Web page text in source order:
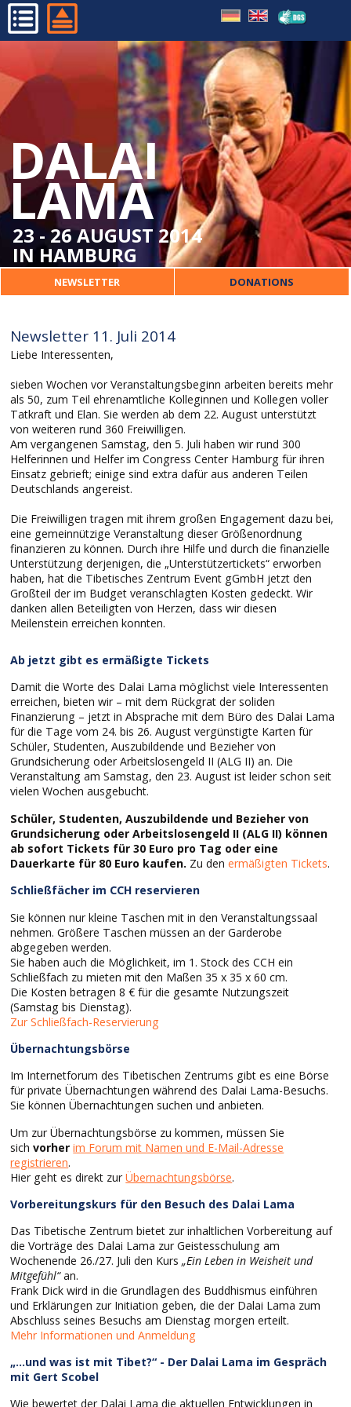
DALAI
LAMA
23 - 26 AUGUST 2014
IN HAMBURG
PROGRAMME
ORGANISER
CONTACT
NEWSLETTER DONATIONS
Newsletter 11. Juli 2014
Liebe Interessenten,
sieben Wochen vor Veranstaltungsbeginn arbeiten bereits mehr
als 50, zum Teil ehrenamtliche Kolleginnen und Kollegen voller
Tatkraft und Elan. Sie werden ab dem 22. August unterstützt
von weiteren rund 360 Freiwilligen.
Am vergangenen Samstag, den 5. Juli haben wir rund 300
Helferinnen und Helfer im Congress Center Hamburg für ihren
Einsatz gebrieft; einige sind extra dafür aus anderen Teilen
Deutschlands angereist.
Die Freiwilligen tragen mit ihrem großen Engagement dazu bei,
eine gemeinnützige Veranstaltung dieser Größenordnung
finanzieren zu können. Durch ihre Hilfe und durch die finanzielle
Unterstützung derjenigen, die „Unterstützertickets“ erworben
haben, hat die Tibetisches Zentrum Event gGmbH jetzt den
Großteil der im Budget veranschlagten Kosten gedeckt. Wir
danken allen Beteiligten von Herzen, dass wir diesen
Meilenstein erreichen konnten.
Ab jetzt gibt es ermäßigte Tickets
Damit die Worte des Dalai Lama möglichst viele Interessenten
erreichen, bieten wir – mit dem Rückgrat der soliden
Finanzierung – jetzt in Absprache mit dem Büro des Dalai Lama
für die Tage vom 24. bis 26. August vergünstigte Karten für
Schüler, Studenten, Auszubildende und Bezieher von
Grundsicherung oder Arbeitslosengeld II (ALG II) an. Die
Veranstaltung am Samstag, den 23. August ist leider schon seit
vielen Wochen ausgebucht.
Schüler, Studenten, Auszubildende und Bezieher von
Grundsicherung oder Arbeitslosengeld II (ALG II) können
ab sofort Tickets für 30 Euro pro Tag oder eine
Dauerkarte für 80 Euro kaufen. Zu denermäßigten Tickets.
Schließfächer im CCH reservieren
Sie können nur kleine Taschen mit in den Veranstaltungssaal
nehmen. Größere Taschen müssen an der Garderobe
abgegeben werden.
Sie haben auch die Möglichkeit, im 1. Stock des CCH ein
Schließfach zu mieten mit den Maßen 35 x 35 x 60 cm.
Die Kosten betragen 8 € für die gesamte Nutzungszeit
(Samstag bis Dienstag).
Zur Schließfach-Reservierung
Übernachtungsbörse
Im Internetforum des Tibetischen Zentrums gibt es eine Börse
für private Übernachtungen während des Dalai Lama-Besuchs.
Sie können Übernachtungen suchen und anbieten.
Um zur Übernachtungsbörse zu kommen, müssen Sie
sichvorher im Forum mit Namen und E-Mail-Adresse
registrieren.
Hier geht es direkt zurÜbernachtungsbörse.
Vorbereitungskurs für den Besuch des Dalai Lama
Das Tibetische Zentrum bietet zur inhaltlichen Vorbereitung auf
die Vorträge des Dalai Lama zur Geistesschulung am
Wochenende 26./27. Juli den Kurs„Ein Leben in Weisheit und
Mitgefühl“an.
Frank Dick wird in die Grundlagen des Buddhismus einführen
und Erklärungen zur Initiation geben, die der Dalai Lama zum
Abschluss seines Besuchs am Dienstag morgen erteilt.
Mehr Informationen und Anmeldung
„…und was ist mit Tibet?“ - Der Dalai Lama im Gespräch
mit Gert Scobel
Wie bewertet der Dalai Lama die aktuellen Entwicklungen in